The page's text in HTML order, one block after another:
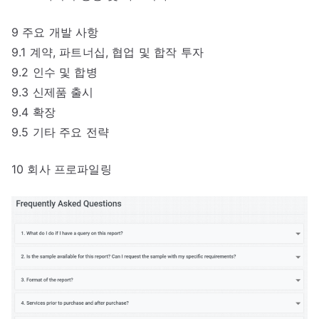
9 주요 개발 사항
9.1 계약, 파트너십, 협업 및 합작 투자
9.2 인수 및 합병
9.3 신제품 출시
9.4 확장
9.5 기타 주요 전략
10 회사 프로파일링